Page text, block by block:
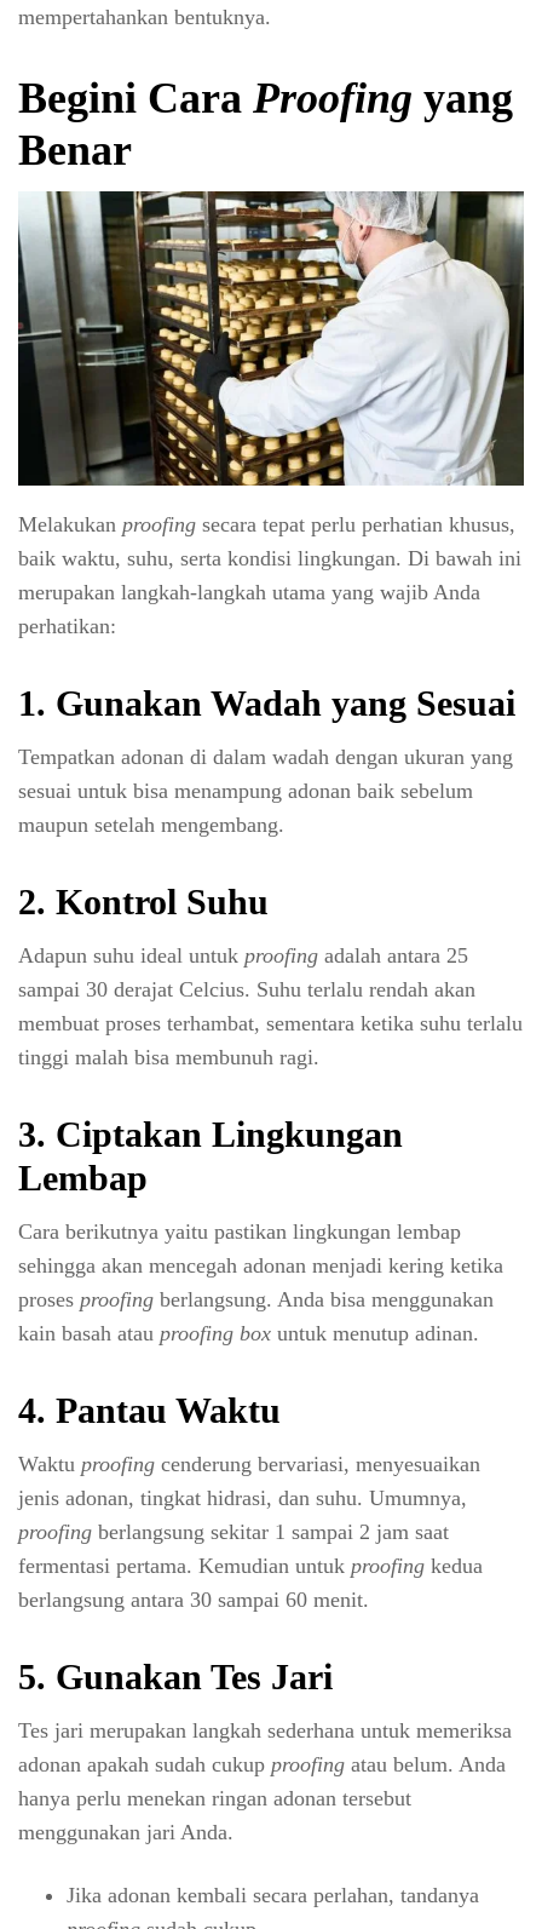
mempertahankan bentuknya.
Begini Cara Proofing yang
Benar
Melakukan proofing secara tepat perlu perhatian khusus,
baik waktu, suhu, serta kondisi lingkungan. Di bawah ini
merupakan langkah-langkah utama yang wajib Anda
perhatikan:
1. Gunakan Wadah yang Sesuai
Tempatkan adonan di dalam wadah dengan ukuran yang
sesuai untuk bisa menampung adonan baik sebelum
maupun setelah mengembang.
2. Kontrol Suhu
Adapun suhu ideal untuk proofing adalah antara 25
sampai 30 derajat Celcius. Suhu terlalu rendah akan
membuat proses terhambat, sementara ketika suhu terlalu
tinggi malah bisa membunuh ragi.
3. Ciptakan Lingkungan
Lembap
Cara berikutnya yaitu pastikan lingkungan lembap
sehingga akan mencegah adonan menjadi kering ketika
proses proofing berlangsung. Anda bisa menggunakan
kain basah atau proofing box untuk menutup adinan.
4. Pantau Waktu
Waktu proofing cenderung bervariasi, menyesuaikan
jenis adonan, tingkat hidrasi, dan suhu. Umumnya,
proofing berlangsung sekitar 1 sampai 2 jam saat
fermentasi pertama. Kemudian untuk proofing kedua
berlangsung antara 30 sampai 60 menit.
5. Gunakan Tes Jari
Tes jari merupakan langkah sederhana untuk memeriksa
adonan apakah sudah cukup proofing atau belum. Anda
hanya perlu menekan ringan adonan tersebut
menggunakan jari Anda.
Jika adonan kembali secara perlahan, tandanya